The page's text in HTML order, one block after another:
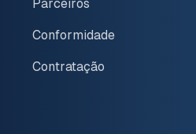
Parceiros
Conformidade
Contratação